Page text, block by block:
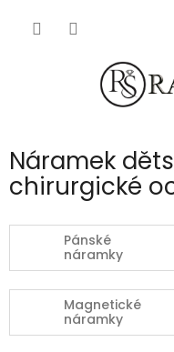
Náramek
chirurgické
Pánské
náramky
Magnetické
náramky